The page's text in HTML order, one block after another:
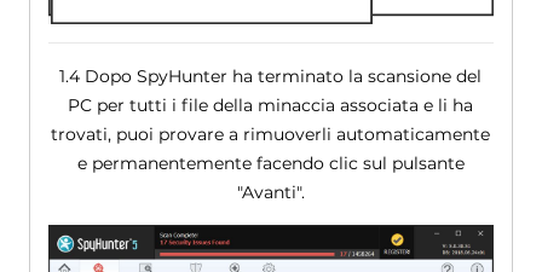
1.4 Dopo SpyHunter ha terminato la scansione del
PC per tutti i file della minaccia associata e li ha
trovati, puoi provare a rimuoverli automaticamente
e permanentemente facendo clic sul pulsante
"Avanti".